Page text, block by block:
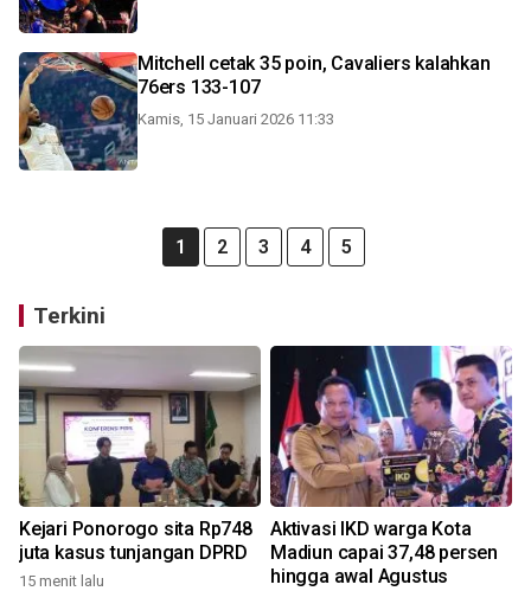
Mitchell cetak 35 poin, Cavaliers kalahkan
76ers 133-107
Kamis, 15 Januari 2026 11:33
1 2 3 4 5
Terkini
Kejari Ponorogo sita Rp748
juta kasus tunjangan DPRD
15 menit lalu
Aktivasi IKD warga Kota
Madiun capai 37,48 persen
hingga awal Agustus